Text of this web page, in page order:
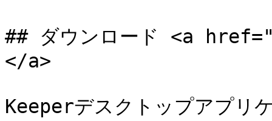
## ダウンロード <a
</a>
Keeperデスクトップアプリ